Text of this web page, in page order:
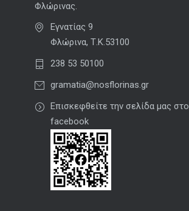
Φλώρινας.
Εγνατίας 9
Φλώρινα, Τ.Κ.53100
238 53 50100
gramatia@nosflorinas.gr
Επισκεφθείτε την σελίδα μας στο
facebook